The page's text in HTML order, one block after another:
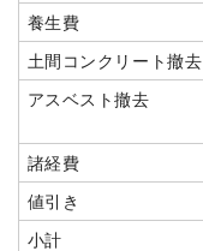
消費税
合計金額
養生費
土間コンクリート撤去
アスベスト撤去
諸経費
値引き
小計